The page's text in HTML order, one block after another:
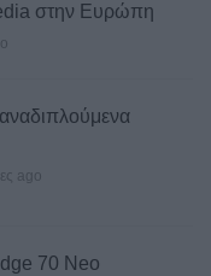
στην Ευρώπη
ago
70 Neo